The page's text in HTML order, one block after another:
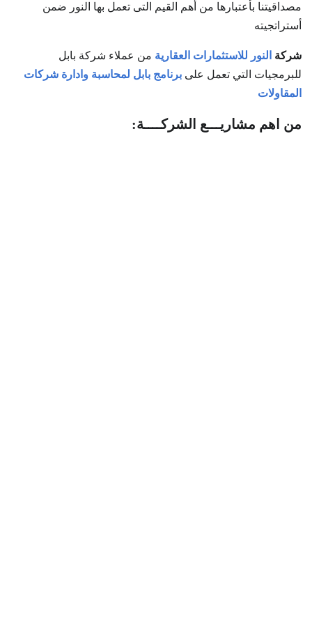
مصداقيتنا بأعتبارها من أهم القيم التى تعمل بها النور ضمن
أستراتجيته
شركة النور للاستثمارات العقارية من عملاء شركة بابل
للبرمجيات التي تعمل على برنامج بابل لمحاسبة وادارة شركات
المقاولات
من اهم مشاريـــع الشركــــة: